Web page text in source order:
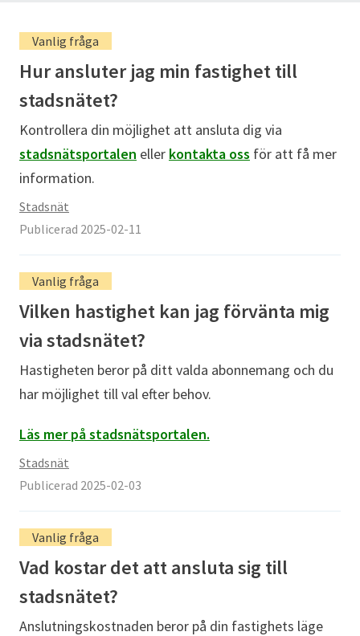
Vanlig fråga
Hur ansluter jag min fastighet till
stadsnätet?
Kontrollera din möjlighet att ansluta dig via
stadsnätsportalen eller kontakta oss för att få mer
information.
Stadsnät
Publicerad 2025-02-11
Vanlig fråga
Vilken hastighet kan jag förvänta mig
via stadsnätet?
Hastigheten beror på ditt valda abonnemang och du
har möjlighet till val efter behov.
Läs mer på stadsnätsportalen.
Stadsnät
Publicerad 2025-02-03
Vanlig fråga
Vad kostar det att ansluta sig till
stadsnätet?
Anslutningskostnaden beror på din fastighets läge